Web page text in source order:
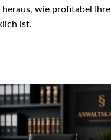
wie profitabel Ihre
ist.